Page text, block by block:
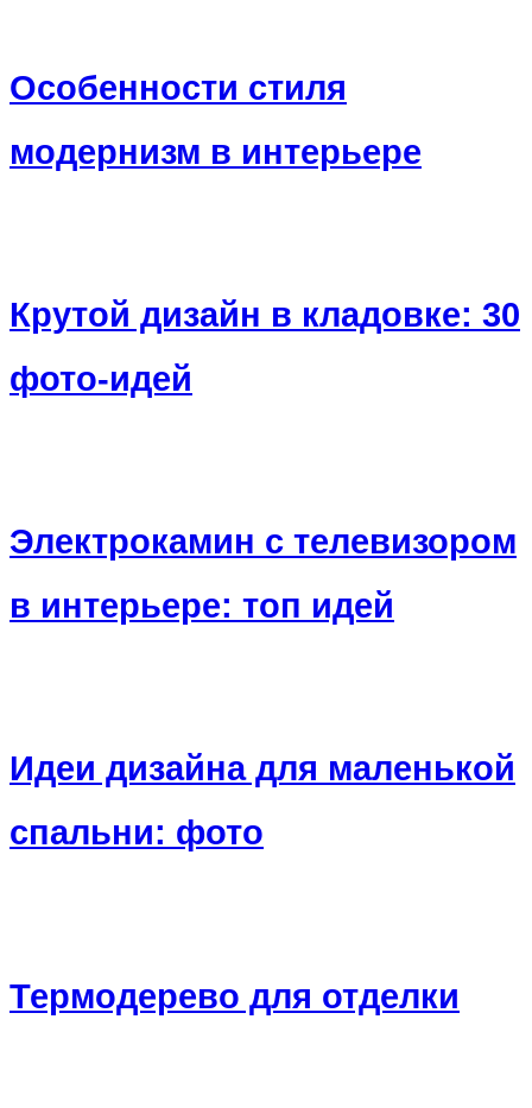
Особенности стиля
модернизм в интерьере
Крутой дизайн в кладовке: 30
фото-идей
Электрокамин с телевизором
в интерьере: топ идей
Идеи дизайна для маленькой
спальни: фото
Термодерево для отделки